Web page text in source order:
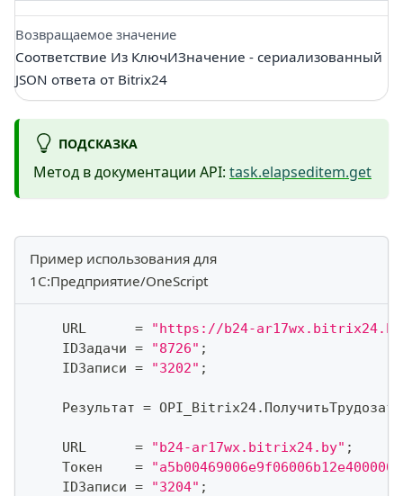
Возвращаемое значение
Соответствие Из КлючИЗначение - сериализованный
JSON ответа от Bitrix24
ПОДСКАЗКА
Метод в документации API: task.elapseditem.get
Пример использования для
1С:Предприятие/OneScript
    URL
=
"https://b24-
    IDЗадачи
= "8726" ;
    IDЗаписи
= "3202" ;
    Результат
= OPI_Bitrix24.
    URL
= "b24-ar17wx.bitrix24.by" ;
    Токен
=
    IDЗаписи
= "3204" ;